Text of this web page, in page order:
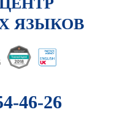
ЯЗЫКОВ
46-26